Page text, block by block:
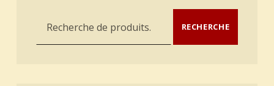
Recherche pour : RECHERCHE